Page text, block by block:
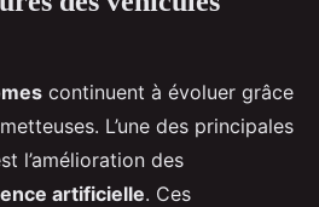
continuent à évoluer grâce
L’une des principales
l’amélioration des
artificielle. Ces